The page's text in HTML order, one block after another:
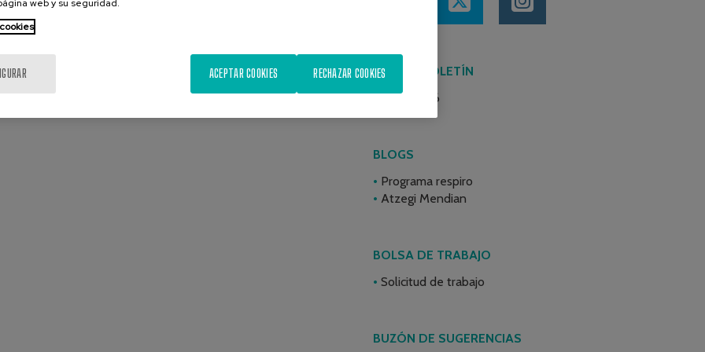
ÚLTIMO BOLETÍN
Junio 2026
BLOGS
Programa respiro
Atzegi Mendian
BOLSA DE TRABAJO
Solicitud de trabajo
BUZÓN DE SUGERENCIAS
web y su seguridad.
RECHAZAR COOKIES
ACEPTAR COOKIES